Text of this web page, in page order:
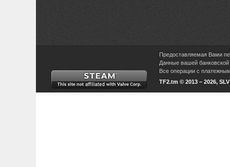
Предоставляемая Вами
Данные вашей
Все операции с
TF2.tm © 2013 – 2026,